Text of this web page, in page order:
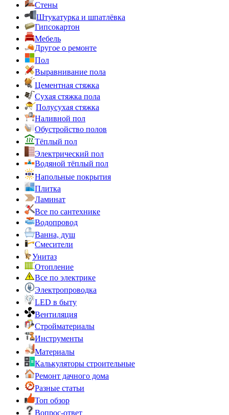
Стены
Штукатурка и шпатлёвка
Гипсокартон
Мебель
Другое о ремонте
Пол
Выравнивание пола
Цементная стяжка
Сухая стяжка пола
Полусухая стяжка
Наливной пол
Обустройство полов
Тёплый пол
Электрический пол
Водяной тёплый пол
Напольные покрытия
Плитка
Ламинат
Все по сантехнике
Водопровод
Ванна, душ
Смесители
Унитаз
Отопление
Все по электрике
Электропроводка
LED в быту
Вентиляция
Стройматериалы
Инструменты
Материалы
Калькуляторы строительные
Ремонт дачного дома
Разные статьи
Топ обзор
Вопрос-ответ